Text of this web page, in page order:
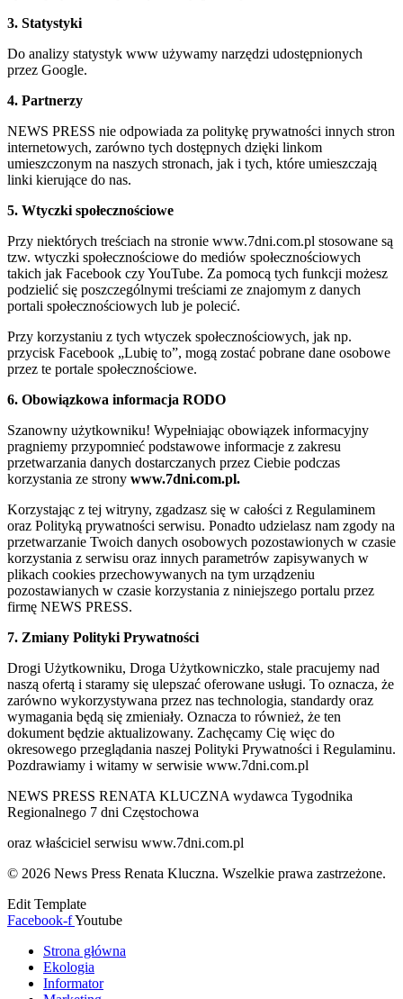
3. Statystyki
Do analizy statystyk www używamy narzędzi udostępnionych
przez Google.
4. Partnerzy
NEWS PRESS nie odpowiada za politykę prywatności innych stron
internetowych, zarówno tych dostępnych dzięki linkom
umieszczonym na naszych stronach, jak i tych, które umieszczają
linki kierujące do nas.
5. Wtyczki społecznościowe
Przy niektórych treściach na stronie www.7dni.com.pl stosowane są
tzw. wtyczki społecznościowe do mediów społecznościowych
takich jak Facebook czy YouTube. Za pomocą tych funkcji możesz
podzielić się poszczególnymi treściami ze znajomym z danych
portali społecznościowych lub je polecić.
Przy korzystaniu z tych wtyczek społecznościowych, jak np.
przycisk Facebook „Lubię to”, mogą zostać pobrane dane osobowe
przez te portale społecznościowe.
6. Obowiązkowa informacja RODO
Szanowny użytkowniku! Wypełniając obowiązek informacyjny
pragniemy przypomnieć podstawowe informacje z zakresu
przetwarzania danych dostarczanych przez Ciebie podczas
korzystania ze strony www.7dni.com.pl.
Korzystając z tej witryny, zgadzasz się w całości z Regulaminem
oraz Polityką prywatności serwisu. Ponadto udzielasz nam zgody na
przetwarzanie Twoich danych osobowych pozostawionych w czasie
korzystania z serwisu oraz innych parametrów zapisywanych w
plikach cookies przechowywanych na tym urządzeniu
pozostawianych w czasie korzystania z niniejszego portalu przez
firmę NEWS PRESS.
7. Zmiany Polityki Prywatności
Drogi Użytkowniku, Droga Użytkowniczko, stale pracujemy nad
naszą ofertą i staramy się ulepszać oferowane usługi. To oznacza, że
zarówno wykorzystywana przez nas technologia, standardy oraz
wymagania będą się zmieniały. Oznacza to również, że ten
dokument będzie aktualizowany. Zachęcamy Cię więc do
okresowego przeglądania naszej Polityki Prywatności i Regulaminu.
Pozdrawiamy i witamy w serwisie www.7dni.com.pl
NEWS PRESS RENATA KLUCZNA wydawca Tygodnika
Regionalnego 7 dni Częstochowa
oraz właściciel serwisu www.7dni.com.pl
© 2026 News Press Renata Kluczna. Wszelkie prawa zastrzeżone.
Edit Template
Facebook-fYoutube
Strona główna
Ekologia
Informator